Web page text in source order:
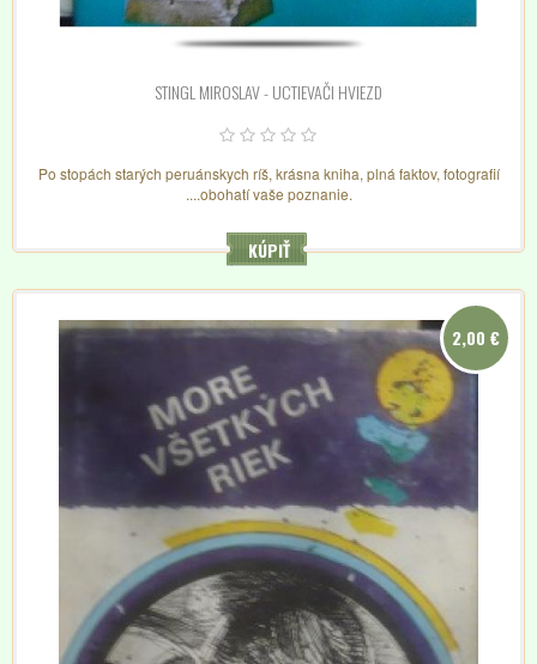
STINGL MIROSLAV - UCTIEVAČI HVIEZD
Po stopách starých peruánskych ríš, krásna kniha, plná faktov, fotografií
....obohatí vaše poznanie.
KÚPIŤ
2,00 €